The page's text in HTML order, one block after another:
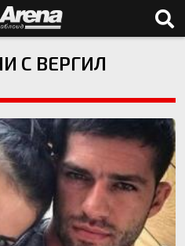
С ВЕРГИЛ